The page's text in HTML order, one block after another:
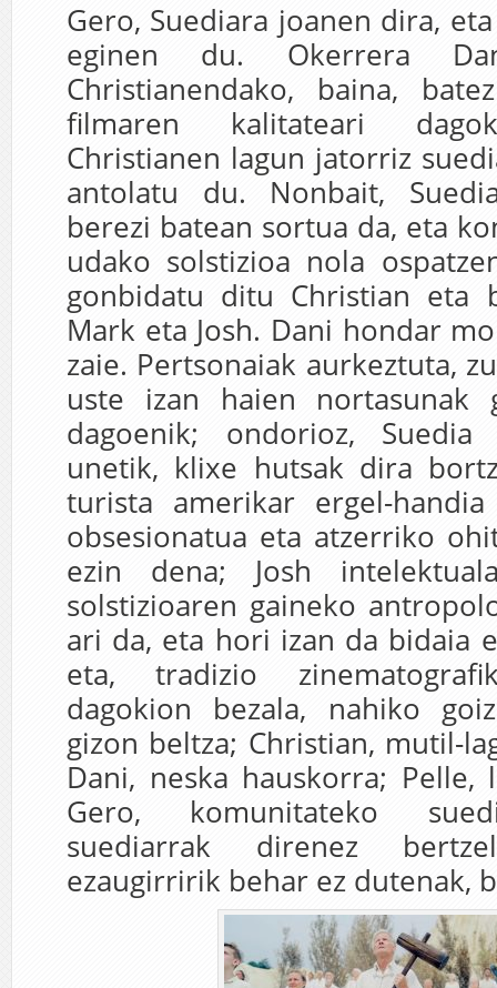
Gero, Suediara joanen dira,
eginen du. Okerrera
Christianendako, baina,
filmaren kalitateari
Christianen lagun jatorriz
antolatu du. Nonbait,
berezi batean sortua da, eta
udako solstizioa nola
gonbidatu ditu Christian eta
Mark eta Josh. Dani hondar
zaie. Pertsonaiak aurkeztuta,
uste izan haien nortasunak
dagoenik; ondorioz,
unetik, klixe hutsak dira
turista amerikar ergel-
obsesionatua eta atzerriko
ezin dena; Josh
solstizioaren gaineko
ari da, eta hori izan da bidaia
eta, tradizio
dagokion bezala, nahiko
gizon beltza; Christian, mutil-
Dani, neska hauskorra; Pelle,
Gero, komunitateko
suediarrak direnez
ezaugirririk behar ez dutenak,